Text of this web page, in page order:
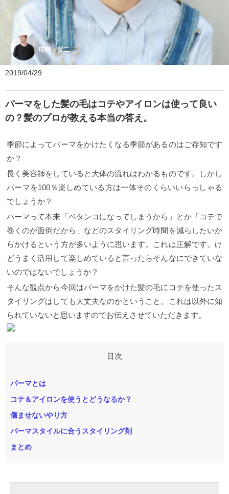
印南 賢二
2019/04/29
パーマをした髪の毛はコテやアイロンは使って良い
の？髪のプロが教える本当の答え。
季節によってパーマをかけたくなる季節があるのはご存知です
か？
長く美容師をしていると大体の流れはわかるものです。しかし
パーマを100％楽しめている方は一体そのくらいいらっしゃる
でしょうか？
パーマって本来「ペタンコになってしまうから」とか「コテで
巻くのが面倒だから」などのスタイリング時間を減らしたいか
らかけるという方が多いように思います。これは正解です。け
どうまく活用して楽しめていると言ったらそんなにできていな
いのではないでしょうか？
そんな観点から今回はパーマをかけた髪の毛にコテを使ったス
タイリングはしても大丈夫なのかということ。これは以外に知
られていないと思いますのでお伝えさせていただきます。
パーマとは
コテ＆アイロンを使うとどうなるか？
傷ませないやり方
パーマスタイルに合うスタイリング剤
まとめ